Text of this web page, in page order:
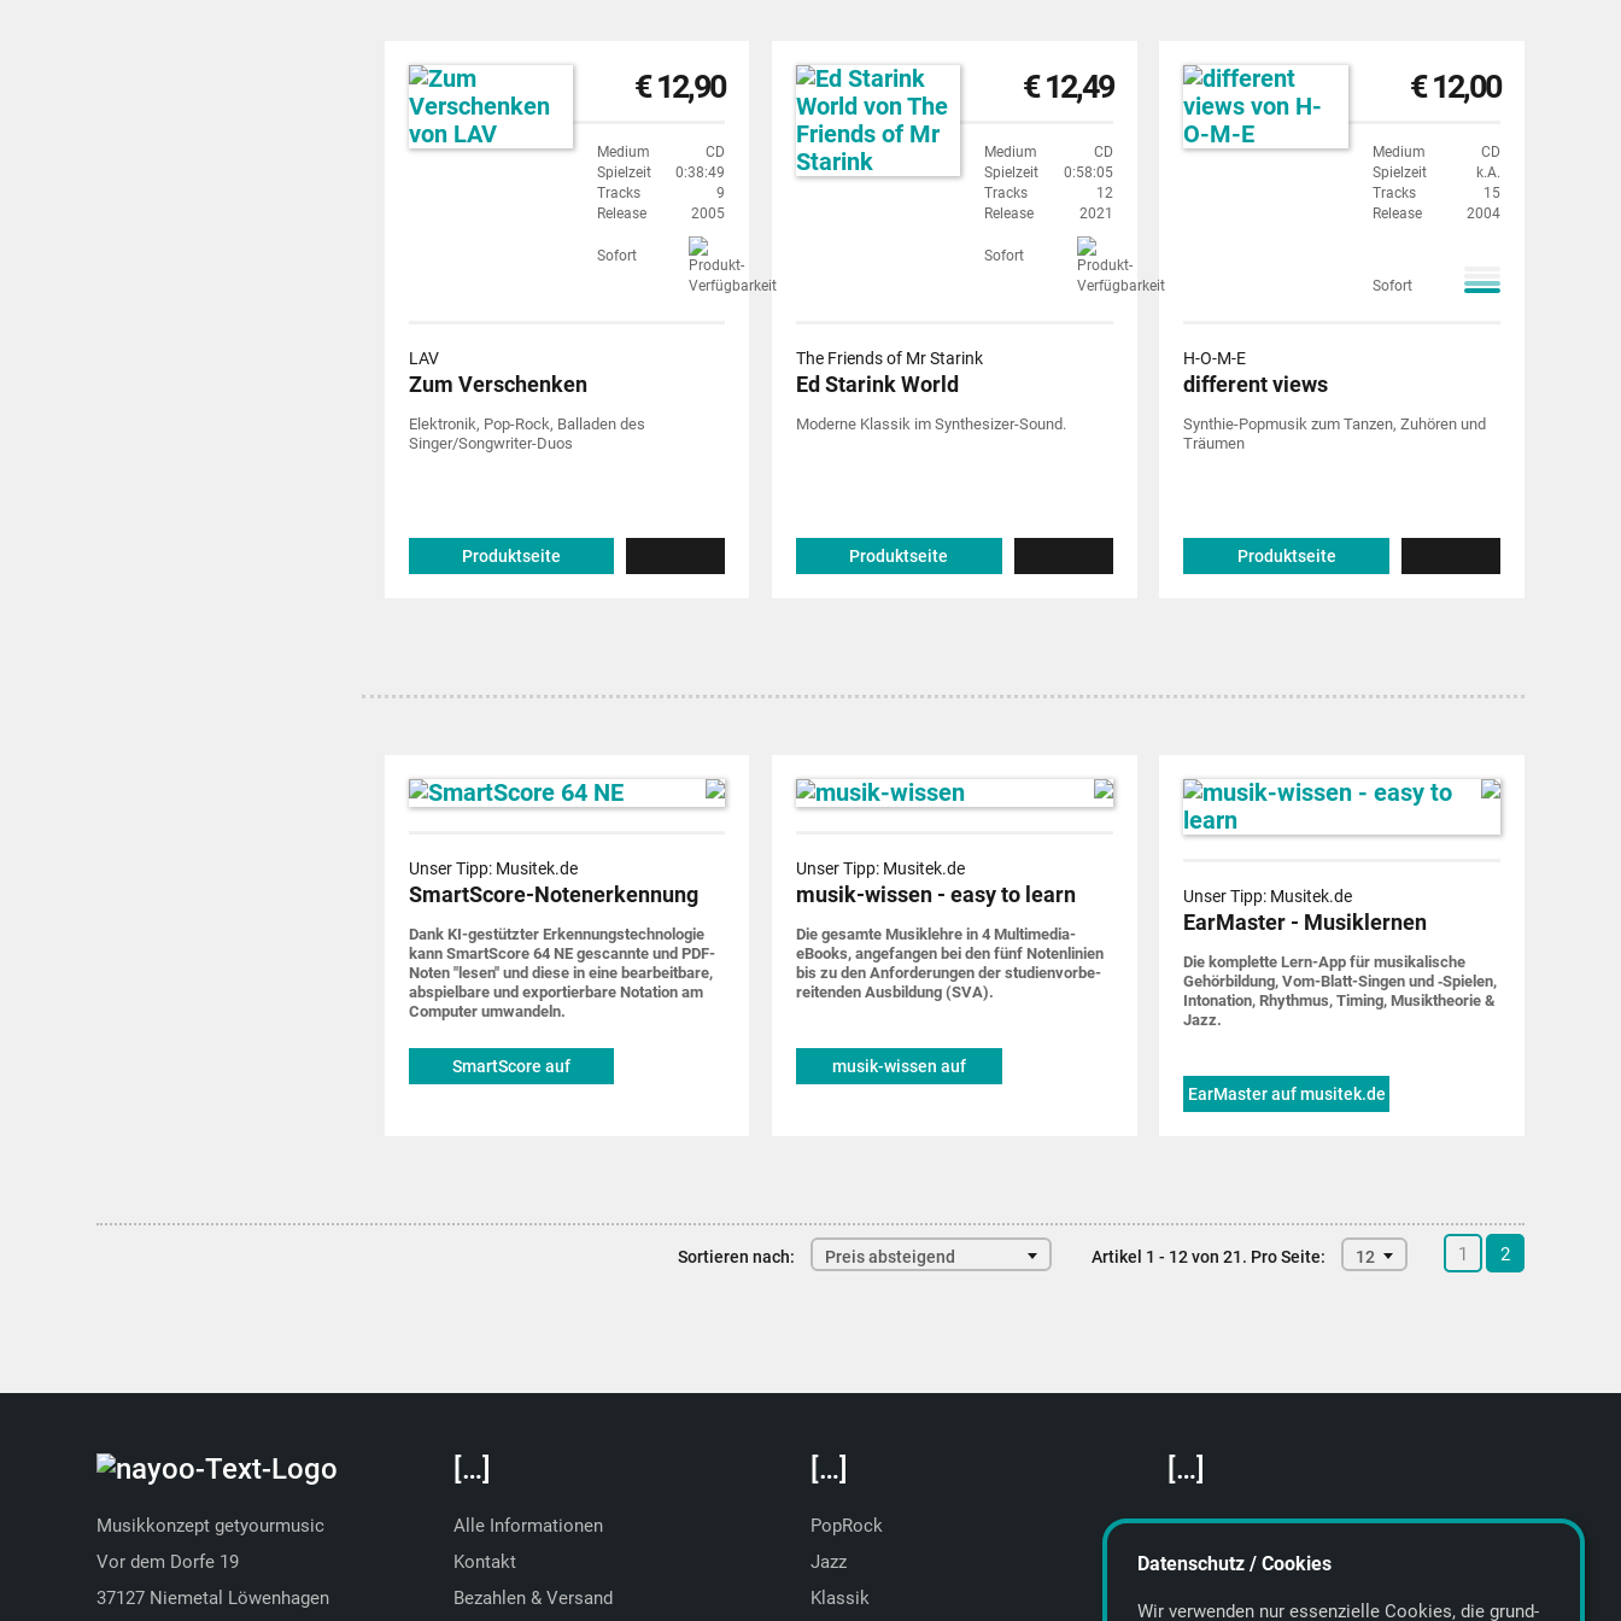
€ 12,90
Medium
CD
Spielzeit
0:38:49
Tracks
9
Release
2005
Sofort
LAV
Zum Verschenken
Elektronik, Pop-Rock, Balladen des
Singer/Songwriter-Duos
Produktseite
€ 12,49
Medium
CD
Spielzeit
0:58:05
Tracks
12
Release
2021
Sofort
The Friends of Mr Starink
Ed Starink World
Moderne Klassik im Synthesizer-Sound.
Produktseite
€ 12,00
Medium
CD
Spielzeit
k.A.
Tracks
15
Release
2004
Sofort
H-O-M-E
different views
Synthie-Popmusik zum Tanzen, Zuhören und
Träumen
Produktseite
Unser Tipp: Musitek.de
SmartScore-Notenerkennung
Dank KI-gestützter Erkennungs­techno­logie
kann SmartScore 64 NE gescannte und PDF-
Noten "lesen" und diese in eine bearbeit­bare,
abspiel­bare und expor­tier­bare Notation am
Computer um­wandeln.
SmartScore auf
Unser Tipp: Musitek.de
musik-wissen - easy to learn
Die gesamte Musik­lehre in 4 Multimedia-
eBooks, ange­fangen bei den fünf Noten­linien
bis zu den Anforde­rungen der studien­vorbe­
rei­tenden Ausbildung (SVA).
musik-wissen auf
Unser Tipp: Musitek.de
EarMaster - Musiklernen
Die komplette Lern-App für musi­ka­lische
Gehör­bildung, Vom-Blatt-Singen und ‑Spielen,
Into­nation, Rhythmus, Timing, Musik­theorie &
Jazz.
EarMaster auf musitek.de
Sortieren nach: Preis absteigend Artikel 1 - 12 von 21. Pro Seite: 12 1 2
Musikkonzept getyourmusic
Vor dem Dorfe 19
37127 Niemetal Löwenhagen
[…]
Alle Informationen
Kontakt
Bezahlen & Versand
[…]
PopRock
Jazz
Klassik
[…]
Featured Artists
About getyourmusic
Datenschutz / Cookies
Wir verwenden nur essenzielle Cookies, die grund­